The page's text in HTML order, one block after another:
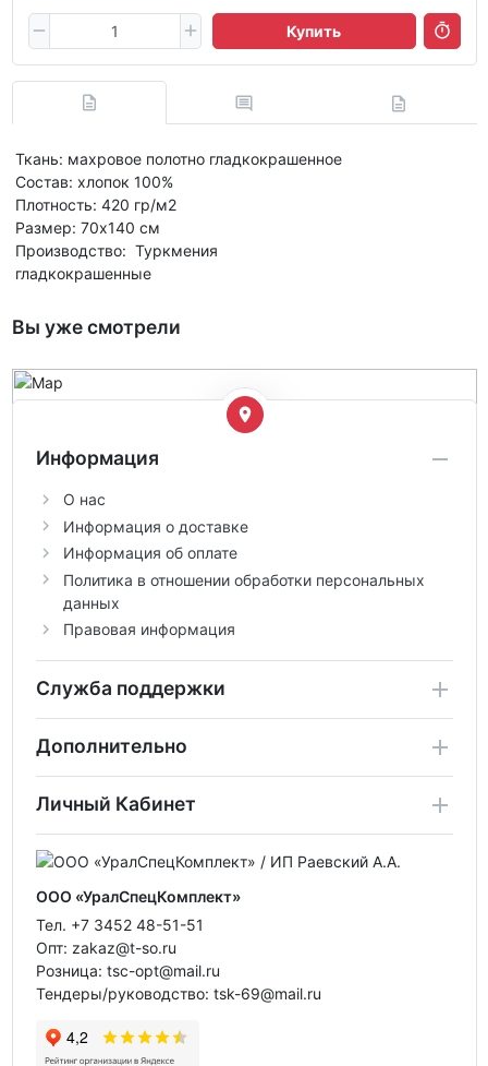
Купить
Ткань: махровое полотно гладкокрашенное
Состав: хлопок 100%
Плотность: 420 гр/м2
Размер: 70х140 см
Производство: Туркмения
гладкокрашенные
Вы уже смотрели
Информация
О нас
Информация о доставке
Информация об оплате
Политика в отношении обработки персональных
данных
Правовая информация
Служба поддержки
Дополнительно
Личный Кабинет
ООО «УралСпецКомплект»
Тел. +7 3452 48-51-51
Опт: zakaz@t-so.ru
Розница: tsc-opt@mail.ru
Тендеры/руководство: tsk-69@mail.ru